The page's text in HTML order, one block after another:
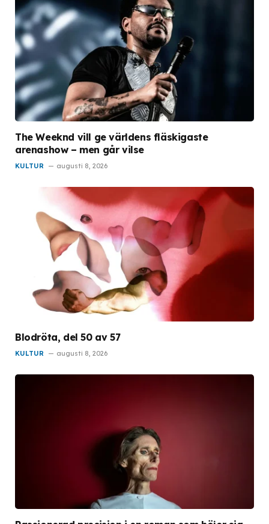
The Weeknd vill ge världens fläskigaste
arenashow – men går vilse
KULTUR augusti 8, 2026
Blodröta, del 50 av 57
KULTUR augusti 8, 2026